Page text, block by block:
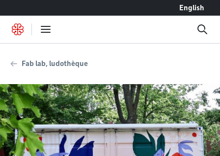
English
Fab lab, ludothèque